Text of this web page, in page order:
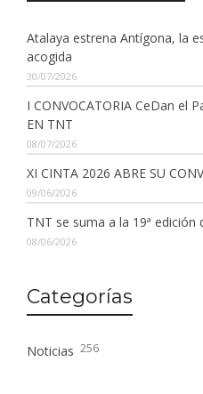
Atalaya estrena Antígona, la
acogida
30/07/2026
I CONVOCATORIA CeDan el
EN TNT
08/07/2026
XI CINTA 2026 ABRE SU
09/06/2026
TNT se suma a la 19ª edición
08/06/2026
Categorías
Noticias 256